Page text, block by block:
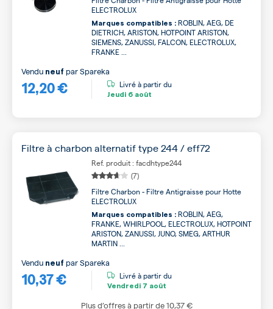
ELECTROLUX
Marques compatibles : ROBLIN, AEG, DE
DIETRICH, ARISTON, HOTPOINT ARISTON,
SIEMENS, ZANUSSI, FALCON, ELECTROLUX,
FRANKE ...
12,20 €
Vendu neuf parSpareka
Livré à partir du
Jeudi 6 août
Filtre à charbon alternatif type 244 / eff72
Ref. produit : facdhtype244
(7)
Filtre Charbon - Filtre Antigraisse pour Hotte
ELECTROLUX
Marques compatibles : ROBLIN, AEG,
FRANKE, WHIRLPOOL, ELECTROLUX, HOTPOINT
ARISTON, ZANUSSI, JUNO, SMEG, ARTHUR
MARTIN ...
10,37 €
Vendu neuf parSpareka
Livré à partir du
Vendredi 7 août
Plus d’offres à partir de10,37 €